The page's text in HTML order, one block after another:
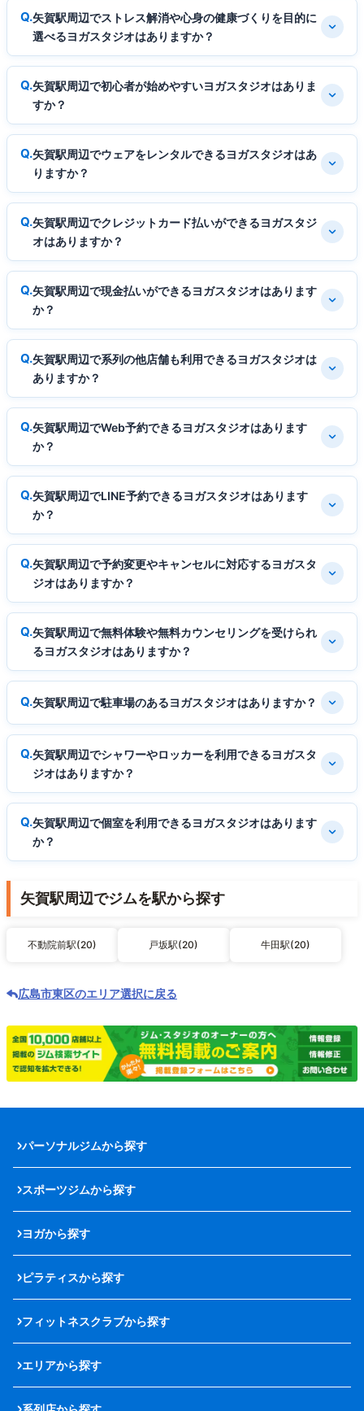
矢賀駅周辺でストレス解消や心身の健康づくりを目的に
選べるヨガスタジオはありますか？
矢賀駅周辺で初心者が始めやすいヨガスタジオはありま
すか？
矢賀駅周辺でウェアをレンタルできるヨガスタジオはあ
りますか？
矢賀駅周辺でクレジットカード払いができるヨガスタジ
オはありますか？
矢賀駅周辺で現金払いができるヨガスタジオはあります
か？
矢賀駅周辺で系列の他店舗も利用できるヨガスタジオは
ありますか？
矢賀駅周辺でWeb予約できるヨガスタジオはあります
か？
矢賀駅周辺でLINE予約できるヨガスタジオはあります
か？
矢賀駅周辺で予約変更やキャンセルに対応するヨガスタ
ジオはありますか？
矢賀駅周辺で無料体験や無料カウンセリングを受けられ
るヨガスタジオはありますか？
矢賀駅周辺で駐車場のあるヨガスタジオはありますか？
矢賀駅周辺でシャワーやロッカーを利用できるヨガスタ
ジオはありますか？
矢賀駅周辺で個室を利用できるヨガスタジオはあります
か？
矢賀駅周辺でジムを駅から探す
不動院前駅(20) 戸坂駅(20) 牛田駅(20)
広島市東区のエリア選択に戻る
パーソナルジムから探す
スポーツジムから探す
ヨガから探す
ピラティスから探す
フィットネスクラブから探す
エリアから探す